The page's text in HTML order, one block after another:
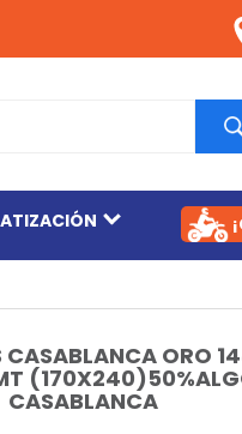
CASABLANCA ORO
CASABLANCA